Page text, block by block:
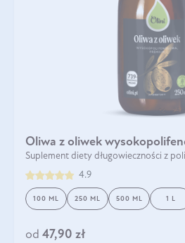
Oliwa z oliwek
Suplement diety długowieczności z
4.9
100 ML 250 ML 500 ML 1 L
od 47,90 zł